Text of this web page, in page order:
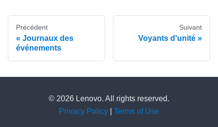
Précédent
Journaux des
événements
Suivant
Voyants d'unité
© 2026 Lenovo. All rights reserved.
Privacy Policy
Terms of Use